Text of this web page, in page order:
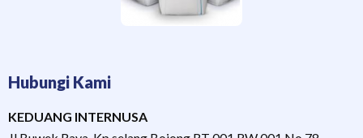
Hubungi Kami
KEDUANG INTERNUSA